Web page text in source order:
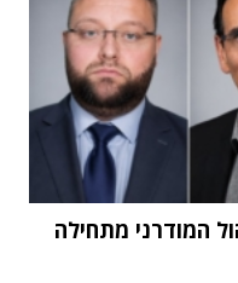
המודרני מתחילה